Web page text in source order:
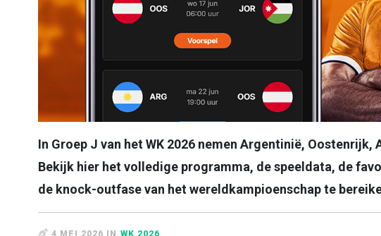
In Groep J van het WK 2026 nemen Argentinië,
Bekijk hier het volledige programma, de speeldata, de
de knock-outfase van het wereldkampioenschap te
4 MEI 2026 IN WK 2026